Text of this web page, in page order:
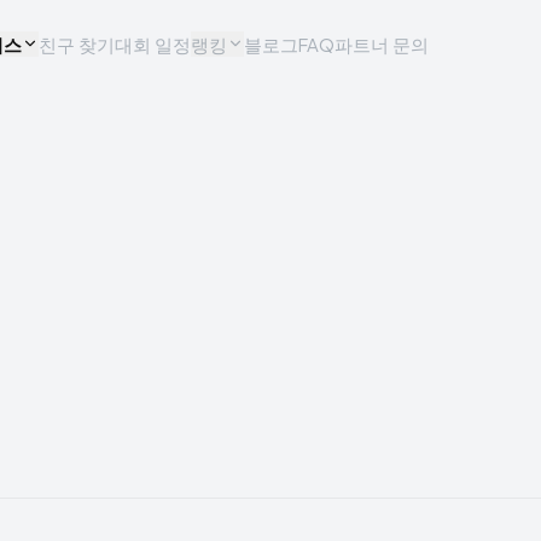
친구 찾기대회 일정랭킹 블로그FAQ파트너 문의